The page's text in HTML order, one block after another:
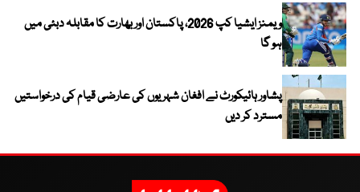
ویمنز ایشیا کپ 2026، پاکستان اور بھارت کا مقابلہ دبئی میں
ہو گا
پشاور ہائیکورٹ نے افغان شہریوں کی عارضی قیام کی درخواستیں
مسترد کر دیں